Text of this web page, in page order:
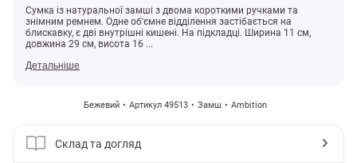
Сумка із натуральної замші з двома короткими ручками та
знімним ремнем. Одне об'ємне відділення застібається на
блискавку, є дві внутрішні кишені. На підкладці. Ширина 11 см,
довжина 29 см, висота 16 ...
Детальніше
Бежевий Артикул 49513 Замш Ambition
Склад та догляд